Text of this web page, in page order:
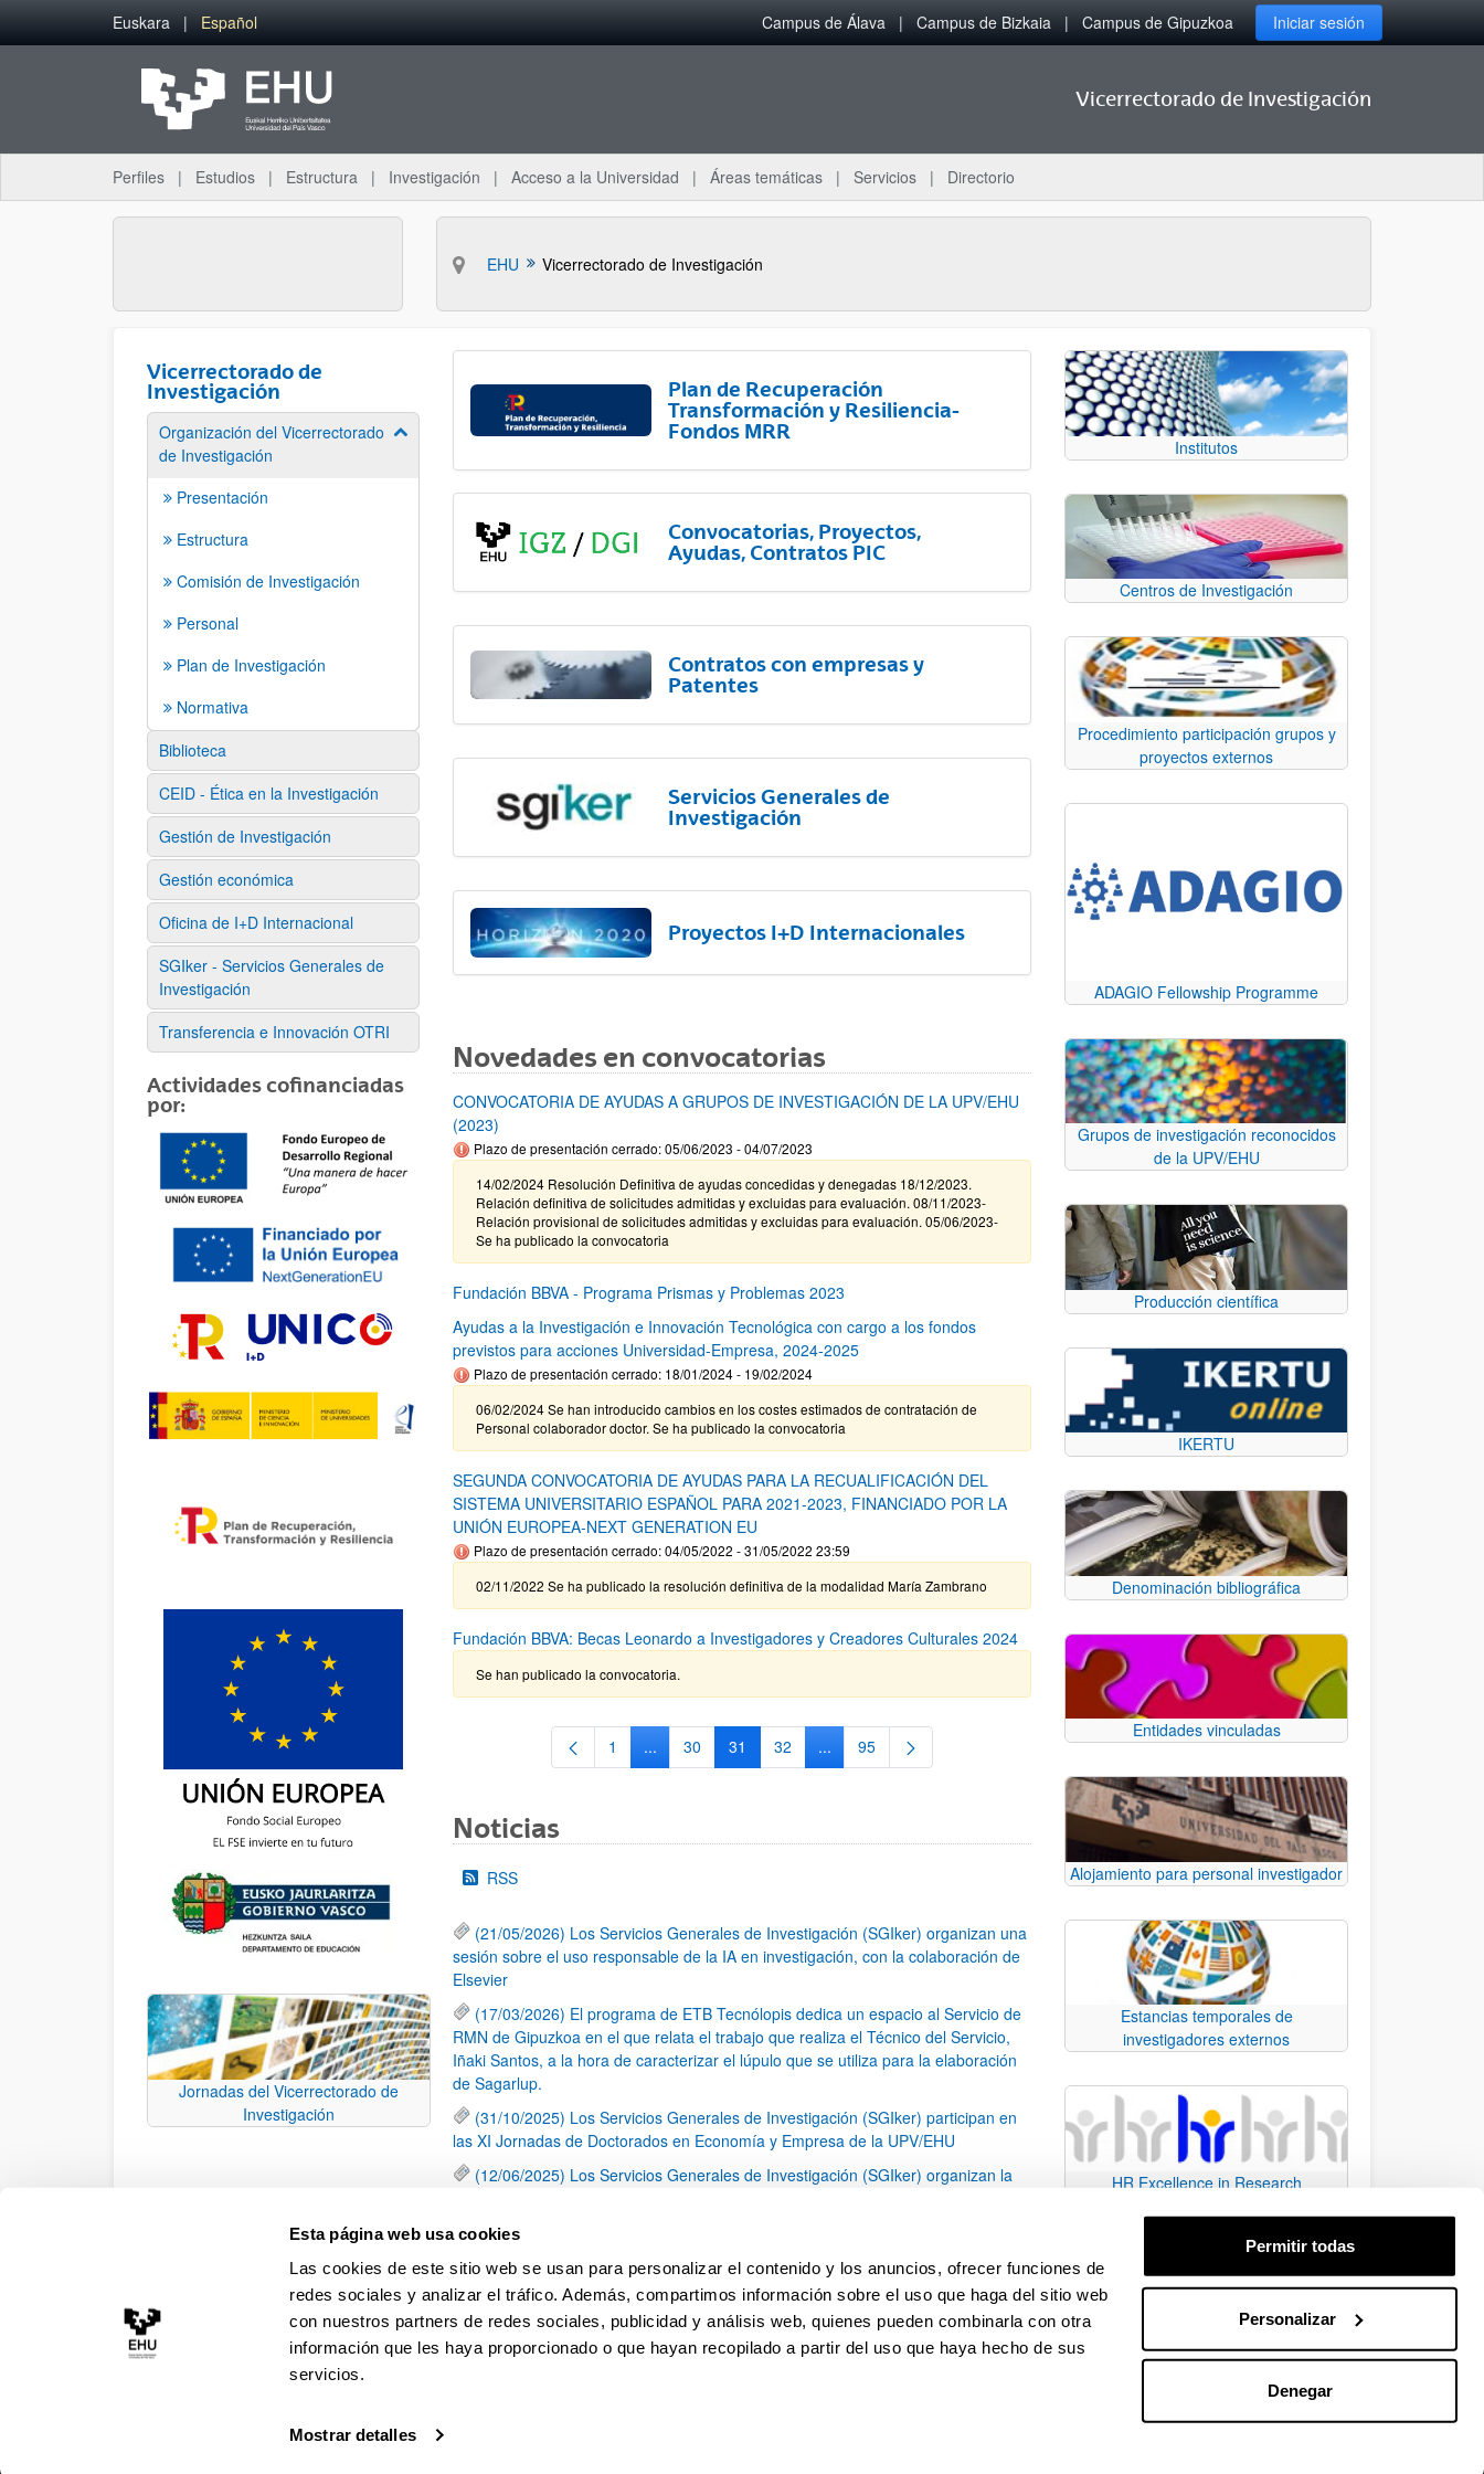
Esta página web usa cookies
Las cookies de este sitio web se usan para personalizar el contenido y los anuncios, ofrecer funciones de
redes sociales y analizar el tráfico. Además, compartimos información sobre el uso que haga del sitio web
con nuestros partners de redes sociales, publicidad y análisis web, quienes pueden combinarla con otra
información que les haya proporcionado o que hayan recopilado a partir del uso que haya hecho de sus
servicios.
Mostrar detalles
Permitir todas
Personalizar
Denegar
Saltar al contenido principal
Euskara Español Campus de Álava Campus de Bizkaia Campus de Gipuzkoa Iniciar sesión
Vicerrectorado de Investigación
Perfiles Estudios Estructura Investigación Acceso a la Universidad Áreas temáticas Servicios Directorio
EHU Vicerrectorado de Investigación
Vicerrectorado de
Investigación
Organización del Vicerrectorado
de Investigación
Mostrar/ocultar subpáginas
Presentación
Estructura
Comisión de Investigación
Personal
Plan de Investigación
Normativa
Biblioteca
CEID - Ética en la Investigación
Gestión de Investigación
Gestión económica
Oficina de I+D Internacional
SGIker - Servicios Generales de
Investigación
Transferencia e Innovación OTRI
Actividades cofinanciadas
por:
Jornadas del Vicerrectorado de
Investigación
Plan de Recuperación
Transformación y Resiliencia-
Fondos MRR
Convocatorias, Proyectos,
Ayudas, Contratos PIC
Contratos con empresas y
Patentes
Servicios Generales de
Investigación
Proyectos I+D Internacionales
Novedades en convocatorias
CONVOCATORIA DE AYUDAS A GRUPOS DE INVESTIGACIÓN DE LA UPV/EHU
(2023)
Plazo de presentación cerrado: 05/06/2023 - 04/07/2023
14/02/2024 Resolución Definitiva de ayudas concedidas y denegadas 18/12/2023.
Relación definitiva de solicitudes admitidas y excluidas para evaluación. 08/11/2023-
Relación provisional de solicitudes admitidas y excluidas para evaluación. 05/06/2023-
Se ha publicado la convocatoria
Fundación BBVA - Programa Prismas y Problemas 2023
Ayudas a la Investigación e Innovación Tecnológica con cargo a los fondos
previstos para acciones Universidad-Empresa, 2024-2025
Plazo de presentación cerrado: 18/01/2024 - 19/02/2024
06/02/2024 Se han introducido cambios en los costes estimados de contratación de
Personal colaborador doctor. Se ha publicado la convocatoria
SEGUNDA CONVOCATORIA DE AYUDAS PARA LA RECUALIFICACIÓN DEL
SISTEMA UNIVERSITARIO ESPAÑOL PARA 2021-2023, FINANCIADO POR LA
UNIÓN EUROPEA-NEXT GENERATION EU
Plazo de presentación cerrado: 04/05/2022 - 31/05/2022 23:59
02/11/2022 Se ha publicado la resolución definitiva de la modalidad María Zambrano
Fundación BBVA: Becas Leonardo a Investigadores y Creadores Culturales 2024
Se han publicado la convocatoria.
Página
1 ...Páginas intermedias Use TAB para desplazarse.
Página
30 Página
31 Página
32 ...Páginas intermedias Use TAB para desplazarse.
Página
95
Noticias
RSS
(21/05/2026) Los Servicios Generales de Investigación (SGIker) organizan una
sesión sobre el uso responsable de la IA en investigación, con la colaboración de
Elsevier
(17/03/2026) El programa de ETB Tecnólopis dedica un espacio al Servicio de
RMN de Gipuzkoa en el que relata el trabajo que realiza el Técnico del Servicio,
Iñaki Santos, a la hora de caracterizar el lúpulo que se utiliza para la elaboración
de Sagarlup.
(31/10/2025) Los Servicios Generales de Investigación (SGIker) participan en
las XI Jornadas de Doctorados en Economía y Empresa de la UPV/EHU
(12/06/2025) Los Servicios Generales de Investigación (SGIker) organizan la
una caracterización química de dos variedades de lúpulo silvestre
Página
1 Página
2 Página
3 ...
Páginas intermedias Use TAB para desplazarse.
Página
79
Institutos
Centros de Investigación
Procedimiento participación grupos y
proyectos externos
ADAGIO Fellowship Programme
Grupos de investigación reconocidos
de la UPV/EHU
Producción científica
IKERTU
Denominación bibliográfica
Entidades vinculadas
Alojamiento para personal investigador
Estancias temporales de
investigadores externos
HR Excellence in Research